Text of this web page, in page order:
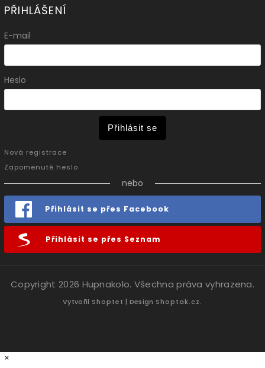
PŘIHLÁŠENÍ
E-mail
Heslo
Přihlásit se
Nová registrace
Zapomenuté heslo
nebo
Přihlásit se přes Facebook
Přihlásit se přes Seznam
Copyright 2026 Hupnakolo. Všechna práva vyhrazena.
Vytvořil Shoptet | Design Shoptak.cz.
×